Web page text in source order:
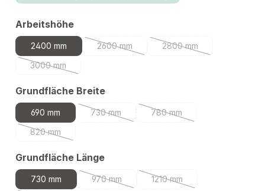
Arbeitshöheauswählen
2400 mm 2600 mm
(Diese Option ist zurzeit nicht verfügbar.)
2800 mm
(Diese Option ist
3000 mm
(Diese Option ist zurzeit nicht verfügbar.)
Grundfläche Breiteauswählen
690 mm 730 mm
(Diese Option ist zurzeit nicht verfügbar.)
780 mm
(Diese Option ist zurzeit
820 mm
(Diese Option ist zurzeit nicht verfügbar.)
Grundfläche Längeauswählen
730 mm 970 mm
(Diese Option ist zurzeit nicht verfügbar.)
1210 mm
(Diese Option ist zurzeit